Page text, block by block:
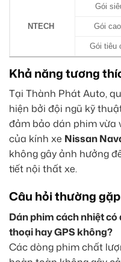
NTECH
Gói
Gói
Gói tiêu
Khả năng tương
Tại Thành Phát Auto,
hiện bởi đội ngũ kỹ
đảm bảo dán phim vừa
của kính xe Nissan
không gây ảnh hưởng
tiết nội thất xe.
Câu hỏi thường gặp
Dán phim cách nhiệt
thoại hay GPS không?
Các dòng phim chất